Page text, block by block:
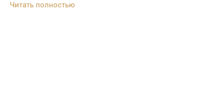
Читать полностью